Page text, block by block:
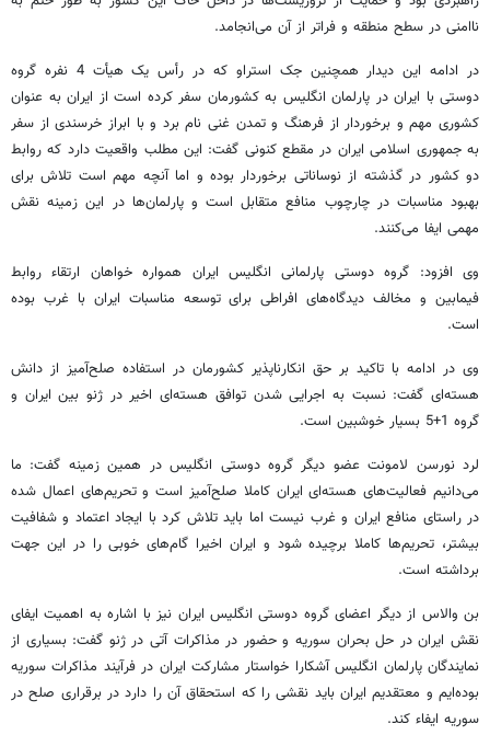
ناامنی‌ در سطح منطقه و فراتر از آن می‌انجامد.
در ادامه این دیدار همچنین جک استراو که در رأس یک هیأت 4 نفره گروه
دوستی با ایران در پارلمان انگلیس به کشورمان سفر کرده است از ایران به عنوان
کشوری مهم و برخوردار از فرهنگ و تمدن غنی نام برد و با ابراز خرسندی از سفر
به جمهوری اسلامی ایران در مقطع کنونی گفت: این مطلب واقعیت دارد که روابط
دو کشور در گذشته از نوساناتی برخوردار بوده و اما آنچه مهم است تلاش برای
بهبود مناسبات در چارچوب منافع متقابل است و پارلمان‌ها در این زمینه نقش
مهمی ایفا می‌کنند.
وی افزود: گروه دوستی پارلمانی انگلیس ایران همواره خواهان ارتقاء روابط
فیمابین و مخالف دیدگاه‌های افراطی برای توسعه مناسبات ایران با غرب بوده
است.
وی در ادامه با تاکید بر حق انکارناپذیر کشورمان در استفاده صلح‌آمیز از دانش
هسته‌ای گفت: نسبت به اجرایی شدن توافق هسته‌ای اخیر در ژنو بین ایران و
گروه 1+5 بسیار خوشبین است.
لرد نورسن لامونت عضو دیگر گروه دوستی انگلیس در همین زمینه گفت: ما
می‌دانیم فعالیت‌های هسته‌ای ایران کاملا صلح‌آمیز است و تحریم‌های اعمال شده
در راستای منافع ایران و غرب نیست اما باید تلاش کرد با ایجاد اعتماد و شفافیت
بیشتر، تحریم‌ها کاملا برچیده شود و ایران اخیرا گام‌های خوبی را در این جهت
برداشته است.
بن‌ والاس از دیگر اعضای گروه دوستی انگلیس ایران نیز با اشاره به اهمیت ایفای
نقش ایران در حل بحران سوریه و حضور در مذاکرات آتی در ژنو گفت: بسیاری از
نمایندگان پارلمان انگلیس آشکارا خواستار مشارکت ایران در فرآیند مذاکرات سوریه
بوده‌ایم و معتقدیم ایران باید نقشی را که استحقاق آن را دارد در برقراری صلح در
سوریه ایفاء کند.